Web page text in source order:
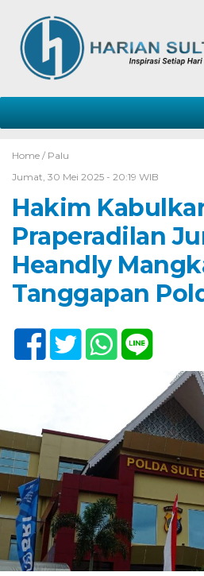
Home / Palu
Jumat, 30 Mei 2025 - 20:19 WIB
Hakim
Praperadilan
Heandly
Tanggapan